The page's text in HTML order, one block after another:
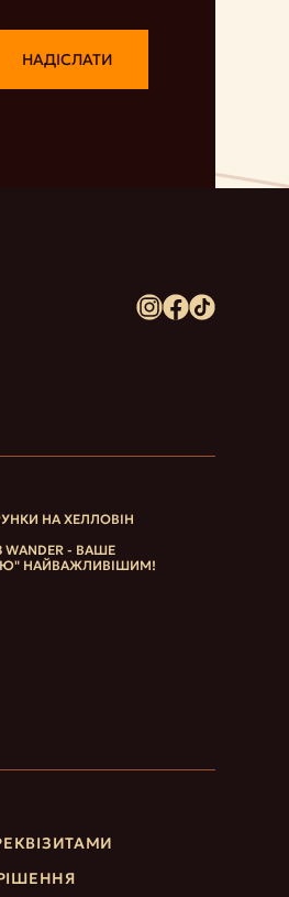
НАДІСЛАТИ
НА ХЕЛЛОВІН
- ВАШЕ
НАЙВАЖЛИВІШИМ!